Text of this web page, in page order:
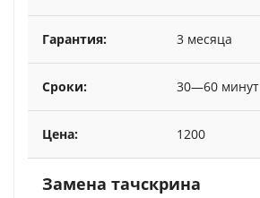
3 месяца
30—60 минут
1200
Замена тачскрина